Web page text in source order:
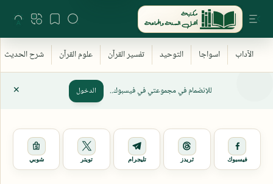
للإنضمام في مجموعتي في فيسبوك.. الدخول
فيسبوك ثريدز تليجرام تويتر شوبي